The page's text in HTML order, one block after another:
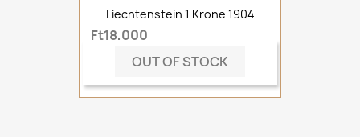
Liechtenstein 1 Krone 1904
Ft18,000
OUT OF STOCK